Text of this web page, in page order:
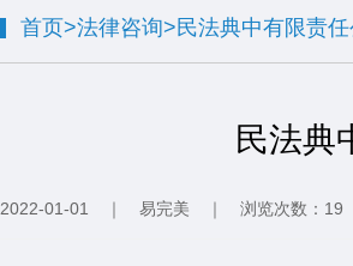
首页>法律咨询>民法典中有限责
民法典
2022-01-01 ｜ 易完美 ｜ 浏览次数：19